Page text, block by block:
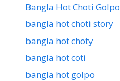
Bangla Hot Choti Golpo
bangla hot choti story
bangla hot choty
bangla hot coti
bangla hot golpo